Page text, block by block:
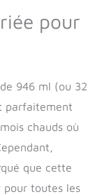
: facile à
et passe au
pratique
qui sont
ou qui
contenir
ml
pour
946 ml (ou 32
parfaitement
chauds où
que cette
toutes les